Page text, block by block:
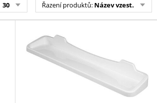
30 Řazení produktů: Název vzest.